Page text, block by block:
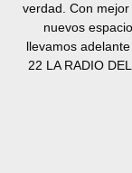
verdad. Con
nuevos
llevamos
22 LA RADIO